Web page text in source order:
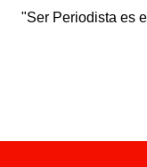
"Ser Periodista es